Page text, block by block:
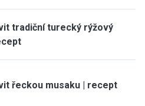
tradiční turecký rýžový
řeckou musaku | recept